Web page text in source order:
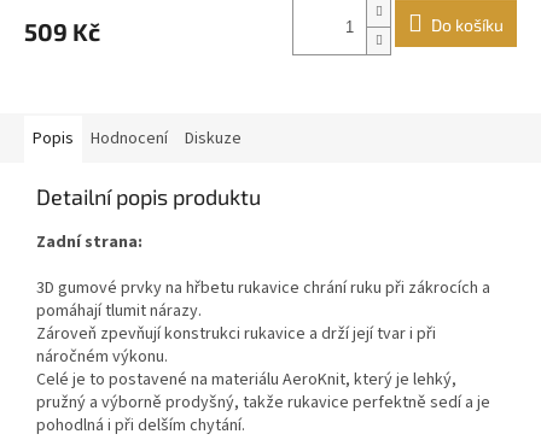
je
hvězdiček.
509 Kč Do košíku
Popis Hodnocení Diskuze
Detailní popis produktu
Zadní strana:
3D gumové prvky na hřbetu rukavice chrání ruku při zákrocích a
pomáhají tlumit nárazy.
Zároveň zpevňují konstrukci rukavice a drží její tvar i při
náročném výkonu.
Celé je to postavené na materiálu AeroKnit, který je lehký,
pružný a výborně prodyšný, takže rukavice perfektně sedí a je
pohodlná i při delším chytání.